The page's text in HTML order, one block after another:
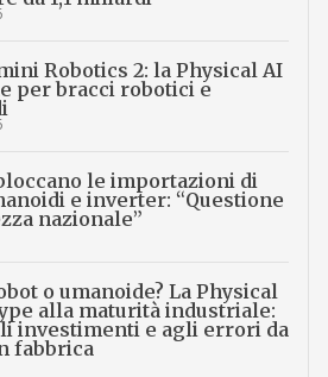
Robotics 2: la Physical AI
per bracci robotici e
le importazioni di
e inverter: “Questione
nazionale”
o umanoide? La Physical
alla maturità industriale:
investimenti e agli errori da
fabbrica